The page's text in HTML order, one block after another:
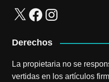
X FacebookInstagram
Derechos
La propietaria no se
vertidas en los artículos